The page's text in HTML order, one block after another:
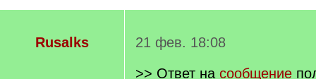
Rusalks
21 фев. 18:08
>> Ответ на сообщение